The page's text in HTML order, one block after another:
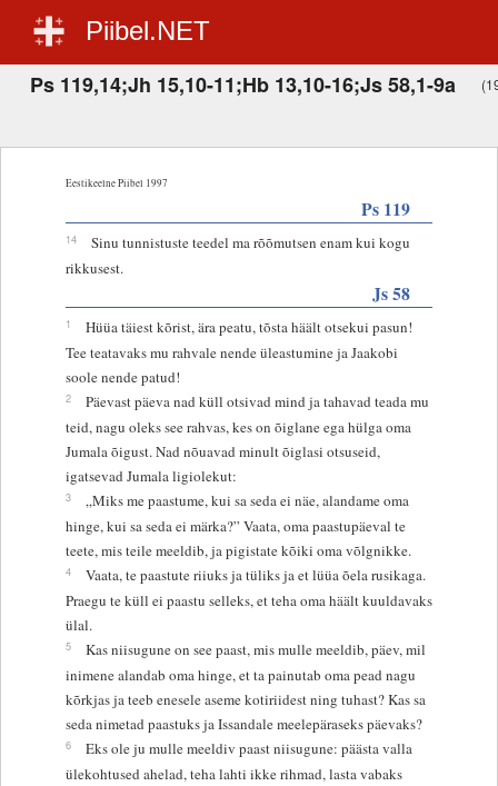
Piibel.NET
Ps 119,14;Jh 15,10-11;Hb 13,10-16;Js 58,1-9a
Eestikeelne Piibel 1997
Ps 119
14
Sinu tunnistuste teedel ma rõõmutsen enam kui kogu
rikkusest.
Js 58
1
Hüüa täiest kõrist, ära peatu, tõsta häält otsekui pasun!
Tee teatavaks mu rahvale nende üleastumine ja Jaakobi
soole nende patud!
2
Päevast päeva nad küll otsivad mind ja tahavad teada mu
teid, nagu oleks see rahvas, kes on õiglane ega hülga oma
Jumala õigust. Nad nõuavad minult õiglasi otsuseid,
igatsevad Jumala ligiolekut:
3
„Miks me paastume, kui sa seda ei näe, alandame oma
hinge, kui sa seda ei märka?” Vaata, oma paastupäeval te
teete, mis teile meeldib, ja pigistate kõiki oma võlgnikke.
4
Vaata, te paastute riiuks ja tüliks ja et lüüa õela rusikaga.
Praegu te küll ei paastu selleks, et teha oma häält kuuldavaks
ülal.
5
Kas niisugune on see paast, mis mulle meeldib, päev, mil
inimene alandab oma hinge, et ta painutab oma pead nagu
kõrkjas ja teeb enesele aseme kotiriidest ning tuhast? Kas sa
seda nimetad paastuks ja Issandale meelepäraseks päevaks?
6
Eks ole ju mulle meeldiv paast niisugune: päästa valla
ülekohtused ahelad, teha lahti ikke rihmad, lasta vabaks